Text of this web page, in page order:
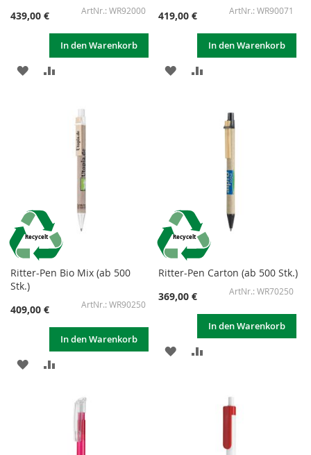
439,00 €
WR92000
In den Warenkorb
ZUR
HINZUFÜGENHINZUFÜGEN
419,00 €
WR90071
In den Warenkorb
ZUR
HINZUFÜGENHINZUFÜGEN
Recycelt
Ritter-Pen Bio Mix (ab 500
Stk.)
409,00 €
WR90250
In den Warenkorb
ZUR
HINZUFÜGENHINZUFÜGEN
Recycelt
Ritter-Pen Carton (ab 500 Stk.)
369,00 €
WR70250
In den Warenkorb
ZUR
HINZUFÜGENHINZUFÜGEN